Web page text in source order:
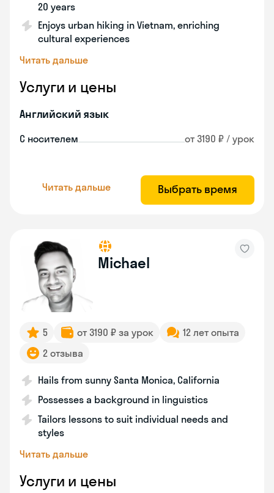
20 years
Enjoys urban hiking in Vietnam, enriching
cultural experiences
Читать дальше
Услуги и цены
Английский язык
С носителем от 3190 ₽ / урок
Читать дальше Выбрать время
Michael
5 от 3190 ₽ за урок
12 лет опыта
2 отзыва
Hails from sunny Santa Monica, California
Possesses a background in linguistics
Tailors lessons to suit individual needs and
styles
Читать дальше
Услуги и цены